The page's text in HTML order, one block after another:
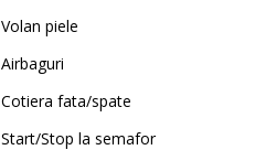
piele
fata/spate
Stop la semafor